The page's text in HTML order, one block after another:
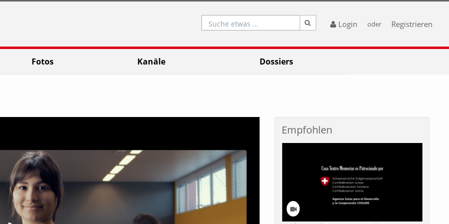
Suche etwas ... Login oder Registrieren
Fotos Kanäle Dossiers
Empfohlen